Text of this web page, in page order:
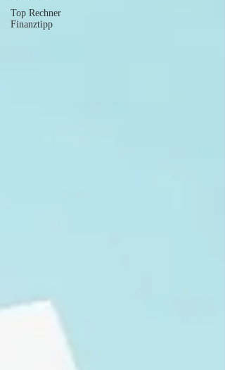
Top Rechner
Finanztipp